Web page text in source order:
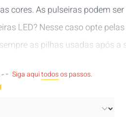
cores. As pulseiras podem
LED? Nesse caso opte
as pilhas usadas após
Siga aquitodosos passos.